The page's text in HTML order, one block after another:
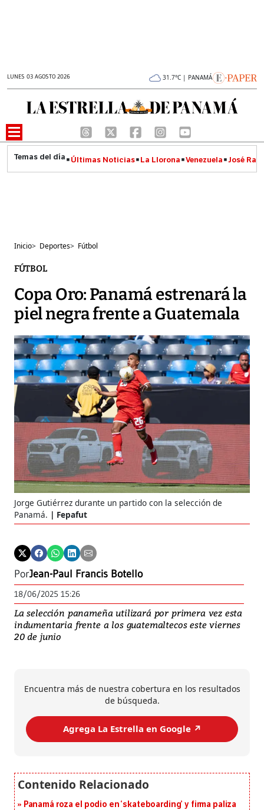
LUNES 03 AGOSTO 2026 31.7°C | PANAMÁ
Últimas Noticias La Llorona Venezuela José
Inicio> Deportes> Fútbol
FÚTBOL
Copa Oro: Panamá estrenará la
piel negra frente a Guatemala
Jorge Gutiérrez durante un partido con la selección de
Panamá.
Fepafut
PorJean-Paul Francis Botello
18/06/2025 15:26
La selección panameña utilizará por primera vez esta
indumentaria frente a los guatemaltecos este viernes
20 de junio
Encuentra más de nuestra cobertura en los resultados
de búsqueda.
Agrega La Estrella en Google ↗️
Panamá roza el podio en ‘skateboarding’ y firma paliza